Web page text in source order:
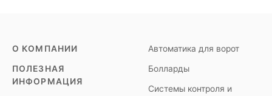
О КОМПАНИИ
ПОЛЕЗНАЯ
ИНФОРМАЦИЯ
Автоматика для ворот
Болларды
Системы контроля и